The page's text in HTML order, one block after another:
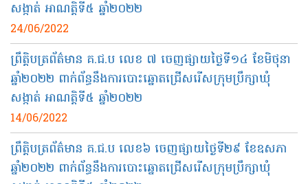
សង្កាត់ អាណត្តិទី៥ ឆ្នាំ២០២២
24/06/2022
ព្រឹត្តិបត្រព័ត៌មាន គ.ជ.ប លេខ ៧ ចេញផ្សាយថ្ងៃទី១៤ ខែមិថុនា
ឆ្នាំ២០២២ ពាក់ព័ន្ធនឹងការបោះឆ្នោតជ្រើសរើសក្រុមប្រឹក្សាឃុំ
សង្កាត់ អាណត្តិទី៥ ឆ្នាំ២០២២
14/06/2022
ព្រឹត្តិបត្រព័ត៌មាន គ.ជ.ប លេខ៦ ចេញផ្សាយថ្ងៃទី២៩ ខែឧសភា
ឆ្នាំ២០២២ ពាក់ព័ន្ធនឹងការបោះឆ្នោតជ្រើសរើសក្រុមប្រឹក្សាឃុំ